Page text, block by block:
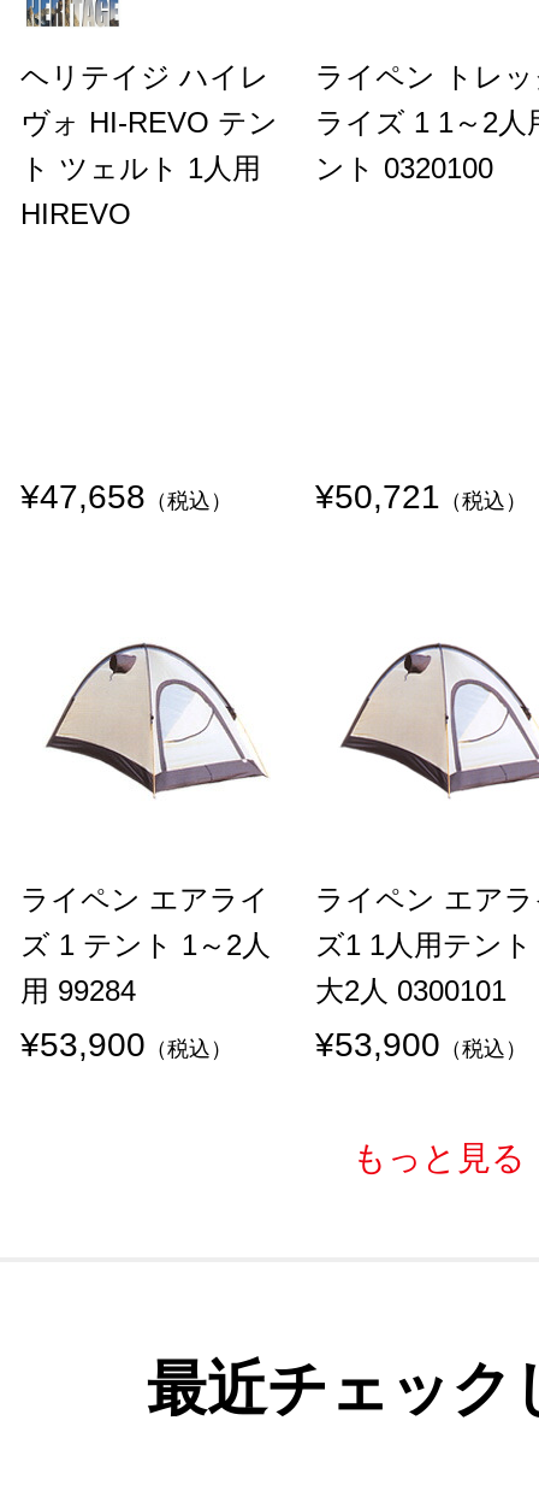
ヘリテイジ ハイレ
ヴォ HI-REVO テン
ト ツェルト 1人用
HIREVO
¥47,658 （税込）
ライペン トレ
ライズ 1 1～2人
ント 0320100
¥50,721 （税込）
ライペン エアライ
ズ 1 テント 1～2人
用 99284
¥53,900 （税込）
ライペン エア
ズ1 1人用テン
大2人 0300101
¥53,900 （税込）
もっと見る
最近チェック